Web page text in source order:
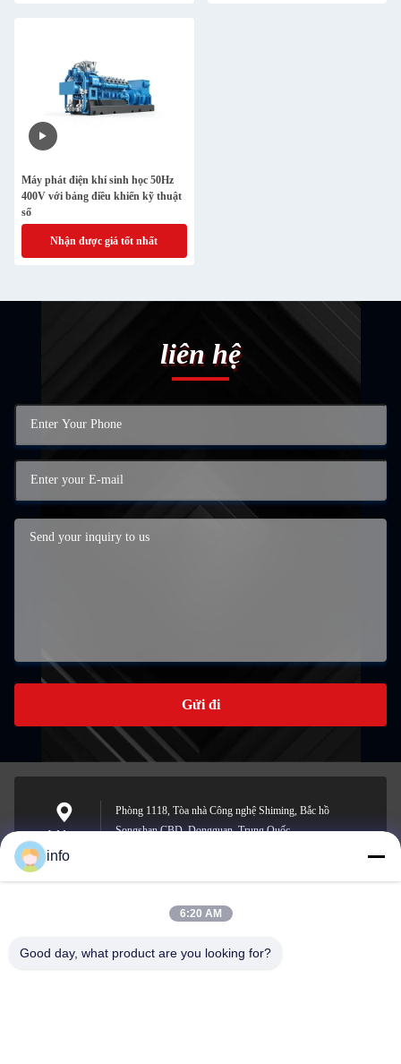
Máy phát điện khí sinh học 50Hz
400V với bảng điều khiển kỹ thuật
số
Nhận được giá tốt nhất
liên hệ
Gửi đi
Address
Phòng 1118, Tòa nhà Công nghệ Shiming, Bắc hồ
Songshan CBD, Dongguan, Trung Quốc
info@gdpowerplus.com
info
6:20 AM
Good day, what product are you looking for?